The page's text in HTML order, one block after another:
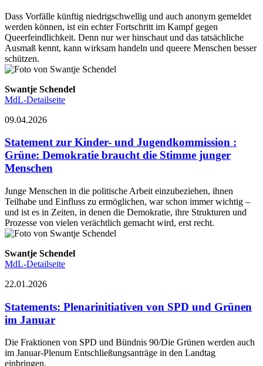
Dass Vorfälle künftig niedrigschwellig und auch anonym gemeldet
werden können, ist ein echter Fortschritt im Kampf gegen
Queerfeindlichkeit. Denn nur wer hinschaut und das tatsächliche
Ausmaß kennt, kann wirksam handeln und queere Menschen besser
schützen.
Swantje Schendel
MdL-Detailseite
09.04.2026
Statement zur Kinder- und Jugendkommission :
Grüne: Demokratie braucht die Stimme junger
Menschen
Junge Menschen in die politische Arbeit einzubeziehen, ihnen
Teilhabe und Einfluss zu ermöglichen, war schon immer wichtig –
und ist es in Zeiten, in denen die Demokratie, ihre Strukturen und
Prozesse von vielen verächtlich gemacht wird, erst recht.
Swantje Schendel
MdL-Detailseite
22.01.2026
Statements: Plenarinitiativen von SPD und Grünen
im Januar
Die Fraktionen von SPD und Bündnis 90/Die Grünen werden auch
im Januar-Plenum Entschließungsanträge in den Landtag
einbringen.